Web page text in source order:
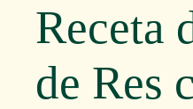
Receta
de Res